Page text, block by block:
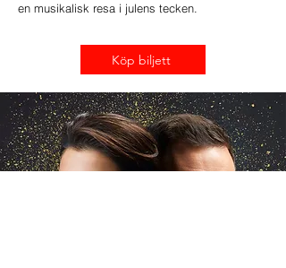
en musikalisk resa i julens tecken.
Köp biljett